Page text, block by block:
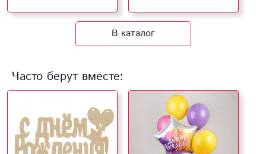
В каталог
Часто берут вместе: